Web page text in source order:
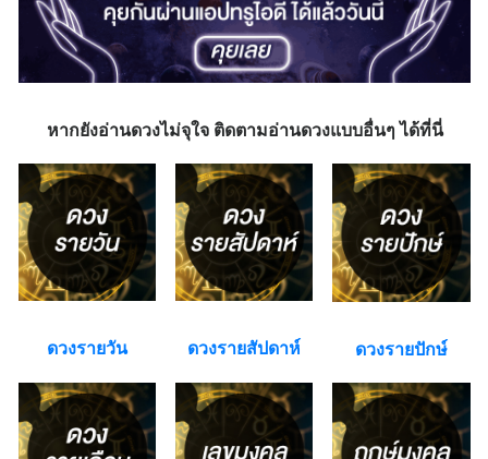
หากยังอ่านดวงไม่จุใจ ติดตามอ่านดวงแบบอื่นๆ ได้ที่นี่
ดวงรายวัน ดวงรายสัปดาห์ ดวงรายปักษ์